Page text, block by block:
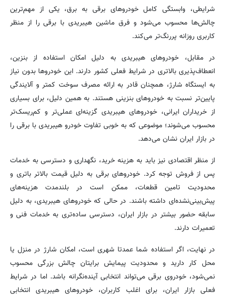
شرایطی، وابستگی کامل خودروهای برقی به برق، یکی از مهم‌ترین
چالش‌ها محسوب می‌شود و فرق ماشین هیبریدی با برقی را از منظر
کاربری روزانه پررنگ‌تر می‌کند.
در مقابل، خودروهای هیبریدی به دلیل امکان استفاده از بنزین،
انعطاف‌پذیری بالاتری در شرایط فعلی کشور دارند. این خودروها بدون نیاز
به ایستگاه شارژ، همچنان قادر به ارائه مصرف سوخت کمتر و آلایندگی
پایین‌تر نسبت به خودروهای بنزینی هستند. به همین دلیل، برای بسیاری
از خریداران ایرانی، خودروهای هیبریدی گزینه‌ای عملی‌تر و کم‌ریسک‌تر
محسوب می‌شوند؛ موضوعی که به خوبی تفاوت خودرو هیبریدی با برقی را
در بازار ایران نشان می‌دهد.
از منظر اقتصادی نیز باید به هزینه خرید، نگهداری و دسترسی به خدمات
پس از فروش توجه کرد. خودروهای برقی به دلیل قیمت بالاتر باتری و
محدودیت تامین قطعات، ممکن است در بلندمدت هزینه‌های
پیش‌بینی‌نشده‌ای داشته باشند. در حالی که خودروهای هیبریدی، به دلیل
سابقه حضور بیشتر در بازار ایران، دسترسی ساده‌تری به خدمات فنی و
تعمیرات دارند.
در نهایت، اگر استفاده شما عمدتا شهری است، امکان شارژ در منزل یا
محل کار دارید و محدودیت پیمایش برایتان چالش بزرگی محسوب
نمی‌شود، خودروی برقی می‌تواند انتخابی آینده‌نگرانه باشد. اما در شرایط
فعلی بازار ایران، برای اغلب کاربران، خودروهای هیبریدی انتخابی